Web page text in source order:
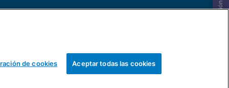
Solicitar información
de cookies Aceptar todas las cookies